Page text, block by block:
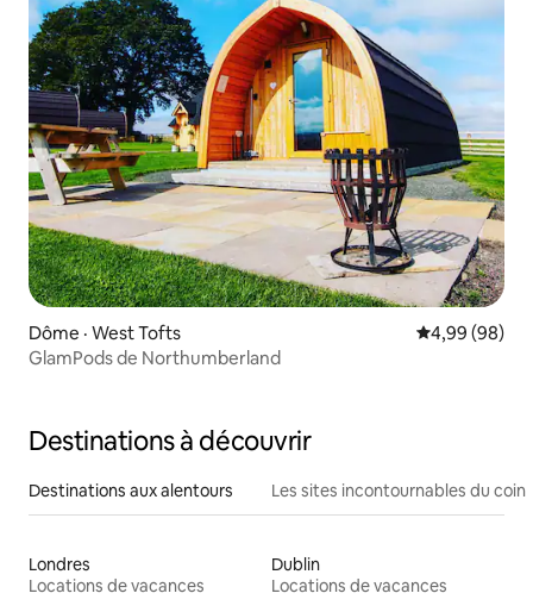
Dôme · West Tofts Note
4,99 (98)
GlamPods de Northumberland
Destinations à découvrir
Destinations aux alentours Les sites incontournables du coin
Londres
Locations de vacances
Dublin
Locations de vacances